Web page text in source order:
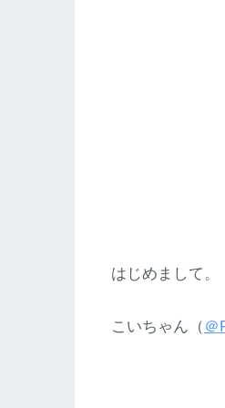
はじめまして。
こいちゃん（ ＠